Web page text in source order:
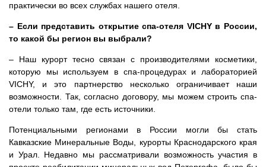
практически во всех службах нашего отеля.
– Если представить открытие спа-отеля VICHY в России,
то какой бы регион вы выбрали?
– Наш курорт тесно связан с производителями косметики,
которую мы используем в спа-процедурах и лабораторией
VICHY, и это партнерство несколько ограничивает наши
возможности. Так, согласно договору, мы можем строить спа-
отели только там, где есть источники.
Потенциальными регионами в России могли бы стать
Кавказские Минеральные Воды, курорты Краснодарского края
и Урал. Недавно мы рассматривали возможность участия в